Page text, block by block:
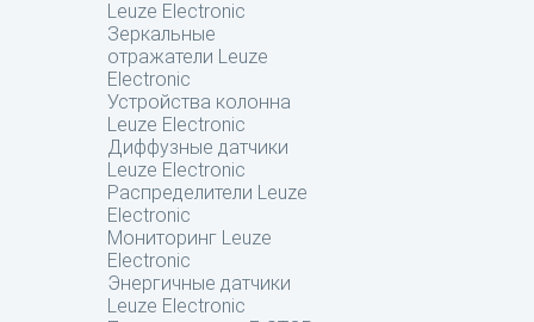
Leuze Electronic
Зеркальные
отражатели Leuze
Electronic
Устройства колонна
Leuze Electronic
Диффузные датчики
Leuze Electronic
Распределители Leuze
Electronic
Мониторинг Leuze
Electronic
Энергичные датчики
Leuze Electronic